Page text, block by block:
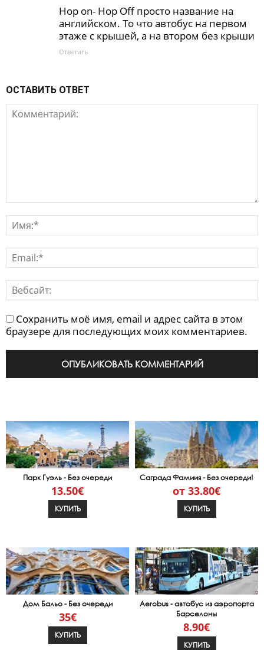
Hop on- Hop Off просто название на
английском. То что автобус на первом
этаже с крышей, а на втором без крыши
Ответить
ОСТАВИТЬ ОТВЕТ
Сохранить моё имя, email и адрес сайта в этом
браузере для последующих моих комментариев.
Парк Гуэль - Без очереди
13.50€
КУПИТЬ
Саграда Фамиия - Без очереди!
от 33.80€
КУПИТЬ
Дом Бальо - Без очереди
35€
КУПИТЬ
Aerobus - автобус из аэропорта
Барселоны
8.90€
КУПИТЬ